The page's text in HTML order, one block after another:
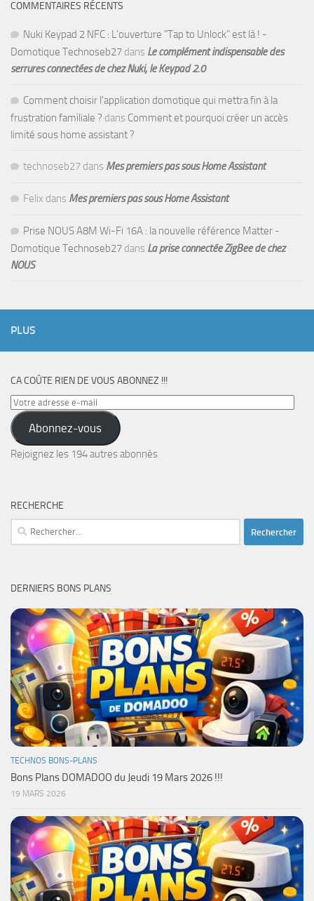
COMMENTAIRES RÉCENTS
Nuki Keypad 2 NFC : L'ouverture "Tap to Unlock" est là ! -
Domotique Technoseb27 dans Le complément indispensable des
serrures connectées de chez Nuki, le Keypad 2.0
Comment choisir l'application domotique qui mettra fin à la
frustration familiale ? dans Comment et pourquoi créer un accès
limité sous home assistant ?
technoseb27 dans Mes premiers pas sous Home Assistant
Felix dans Mes premiers pas sous Home Assistant
Prise NOUS A8M Wi-Fi 16A : la nouvelle référence Matter -
Domotique Technoseb27 dans La prise connectée ZigBee de chez
NOUS
PLUS
CA COÛTE RIEN DE VOUS ABONNEZ !!!
Votre
adresse
e-
mail
Abonnez-vous
Rejoignez les 194 autres abonnés
RECHERCHE
Rechercher :
DERNIERS BONS PLANS
TECHNOS BONS-PLANS
Bons Plans DOMADOO du Jeudi 19 Mars 2026 !!!
19 MARS 2026